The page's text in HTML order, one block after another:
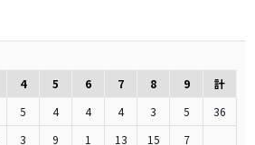
4 5 6 7 8 9
計
5 4 4 4 3 5
36
3 9 1 13 15
7